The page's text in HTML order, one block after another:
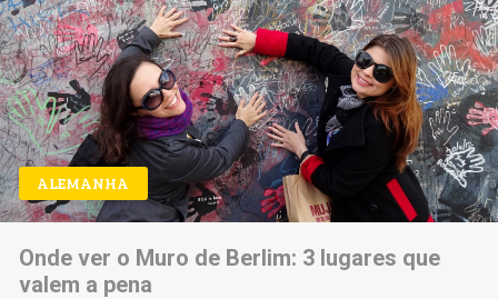
ALEMANHA
Onde ver o Muro de Berlim: 3 lugares que
valem a pena